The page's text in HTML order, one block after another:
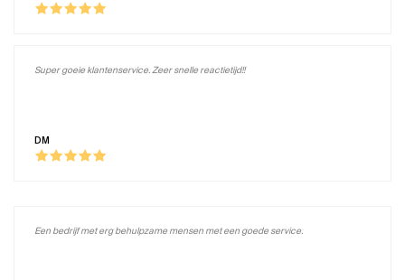
DM
Super goeie klantenservice. Zeer snelle reactietijd!!
Een bedrijf met erg behulpzame mensen met een goede service.